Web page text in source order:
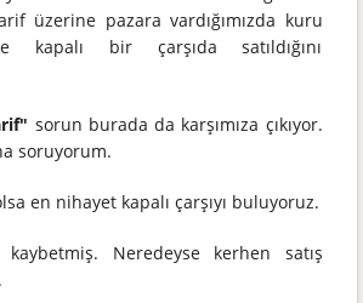
üzerine pazara vardığımızda kuru
kapalı bir çarşıda satıldığını
sorun burada da karşımıza çıkıyor.
soruyorum.
en nihayet kapalı çarşıyı buluyoruz.
kaybetmiş. Neredeyse kerhen satış